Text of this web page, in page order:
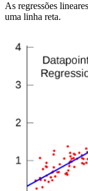
As regressões
uma linha reta.